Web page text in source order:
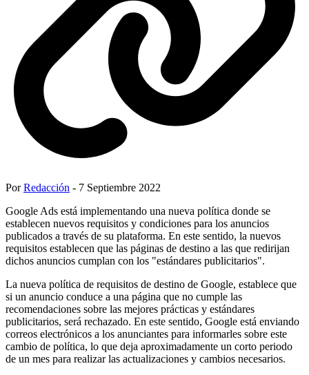
PorRedacción - 7 Septiembre 2022
Google Ads está implementando una nueva política donde se
establecen nuevos requisitos y condiciones para los anuncios
publicados a través de su plataforma. En este sentido, la nuevos
requisitos establecen que las páginas de destino a las que redirijan
dichos anuncios cumplan con los "estándares publicitarios".
La nueva política de requisitos de destino de Google, establece que
si un anuncio conduce a una página que no cumple las
recomendaciones sobre las mejores prácticas y estándares
publicitarios, será rechazado. En este sentido, Google está enviando
correos electrónicos a los anunciantes para informarles sobre este
cambio de política, lo que deja aproximadamente un corto periodo
de un mes para realizar las actualizaciones y cambios necesarios.